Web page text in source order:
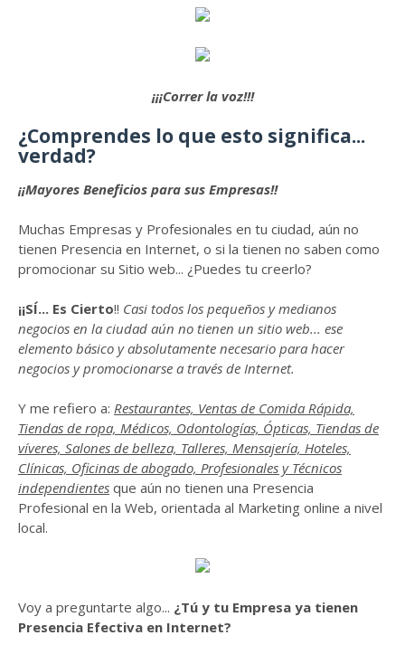
¡¡¡Correr la voz!!!
¿Comprendes lo que esto significa...
verdad?
¡¡Mayores Beneficios para sus Empresas!!
Muchas Empresas y Profesionales en tu ciudad, aún no
tienen Presencia en Internet, o si la tienen no saben como
promocionar su Sitio web... ¿Puedes tu creerlo?
¡¡SÍ... Es Cierto!! Casi todos los pequeños y medianos
negocios en la ciudad aún no tienen un sitio web... ese
elemento básico y absolutamente necesario para hacer
negocios y promocionarse a través de Internet.
Y me refiero a: Restaurantes, Ventas de Comida Rápida,
Tiendas de ropa, Médicos, Odontologías, Ópticas, Tiendas de
víveres, Salones de belleza, Talleres, Mensajería, Hoteles,
Clínicas, Oficinas de abogado, Profesionales y Técnicos
independientes que aún no tienen una Presencia
Profesional en la Web, orientada al Marketing online a nivel
local.
Voy a preguntarte algo... ¿Tú y tu Empresa ya tienen
Presencia Efectiva en Internet?